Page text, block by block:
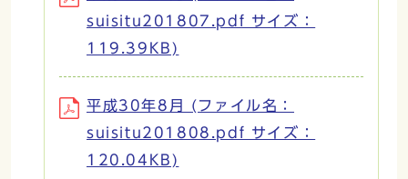
suisitu201807.pdf サイズ：
119.39KB)
平成30年8月 (ファイル名：
suisitu201808.pdf サイズ：
120.04KB)